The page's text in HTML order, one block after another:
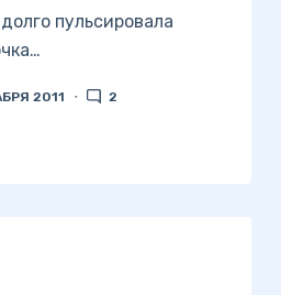
пульсировала
2011 2